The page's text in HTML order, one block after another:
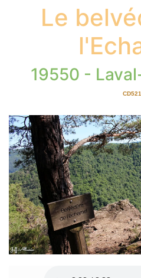
Le
19550 -
CD521